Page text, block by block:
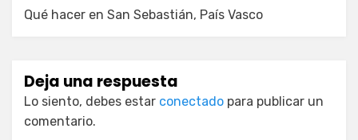
Qué hacer en San Sebastián, País Vasco
Deja una respuesta
Lo siento, debes estar conectado para publicar un
comentario.